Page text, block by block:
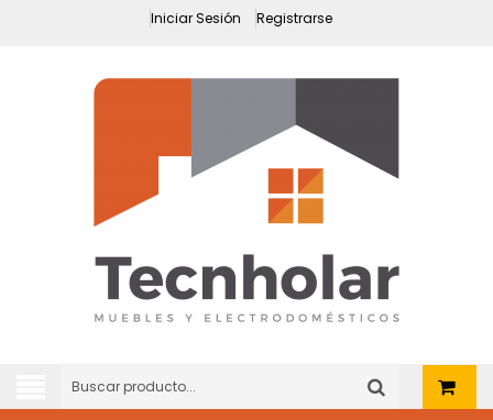
Iniciar Sesión Registrarse